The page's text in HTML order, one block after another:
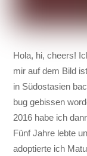
Hola, hi, cheers!
mir auf dem Bild
in Südostasien
bug gebissen
2016 habe ich
Fünf Jahre lebte
adoptierte ich